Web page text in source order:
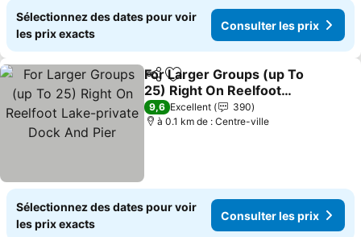
Sélectionnez des dates pour voir
les prix exacts
Consulter les prix
PartagerAjouter à mes favoris
For Larger Groups (up To
25) Right On Reelfoot
Lake-private Dock And
Pier
9,6 Excellent
390
à 0.1 km de : Centre-ville
Sélectionnez des dates pour voir
les prix exacts
Consulter les prix